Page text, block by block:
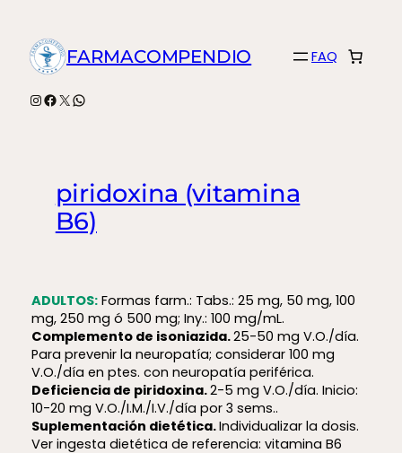
contenidoFARMACOMPENDIO FAQ
Instagram
Facebook
X WhatsApp
piridoxina (vitamina
B6)
ADULTOS:Formas farm.: Tabs.: 25 mg, 50 mg, 100
mg, 250 mg ó 500 mg; Iny.: 100 mg/mL.
Complemento de isoniazida.25-50 mg V.O./día.
Para prevenir la neuropatía; considerar 100 mg
V.O./día en ptes. con neuropatía periférica.
Deficiencia de piridoxina.2-5 mg V.O./día. Inicio:
10-20 mg V.O./I.M./I.V./día por 3 sems..
Suplementación dietética.Individualizar la dosis.
Ver ingesta dietética de referencia: vitamina B6